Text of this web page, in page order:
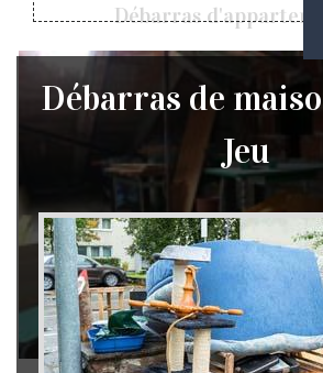
Débarras
Débarras de
Jeu